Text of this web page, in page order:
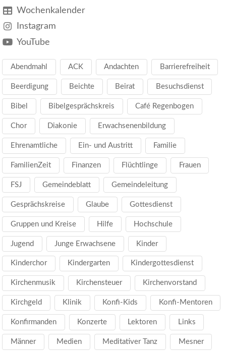
Wochenkalender
Instagram
YouTube
Abendmahl ACK Andachten Barrierefreiheit
Beerdigung Beichte Beirat Besuchsdienst
Bibel Bibelgesprächskreis Café Regenbogen
Chor Diakonie Erwachsenenbildung
Ehrenamtliche Ein- und Austritt Familie
FamilienZeit Finanzen Flüchtlinge Frauen
FSJ Gemeindeblatt Gemeindeleitung
Gesprächskreise Glaube Gottesdienst
Gruppen und Kreise Hilfe Hochschule
Jugend Junge Erwachsene Kinder
Kinderchor Kindergarten Kindergottesdienst
Kirchenmusik Kirchensteuer Kirchenvorstand
Kirchgeld Klinik Konfi-Kids Konfi-Mentoren
Konfirmanden Konzerte Lektoren Links
Männer Medien Meditativer Tanz Mesner